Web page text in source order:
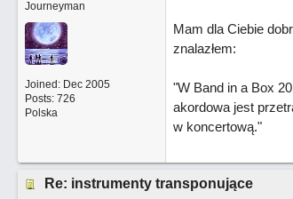
Journeyman
Joined: Dec 2005
Posts: 726
Polska
Mam dla Ciebie
znalazłem:
"W Band in a Box
akordowa jest
w koncertową."
Re: instrumenty transponujące